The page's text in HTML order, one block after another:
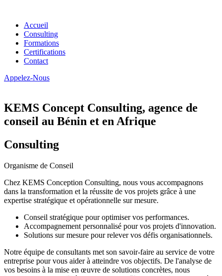
Accueil
Consulting
Formations
Certifications
Contact
Appelez-Nous
KEMS Concept Consulting, agence de
conseil au Bénin et en Afrique
Consulting
Organisme de Conseil
Chez KEMS Conception Consulting, nous vous accompagnons
dans la transformation et la réussite de vos projets grâce à une
expertise stratégique et opérationnelle sur mesure.
Conseil stratégique pour optimiser vos performances.
Accompagnement personnalisé pour vos projets d'innovation.
Solutions sur mesure pour relever vos défis organisationnels.
Notre équipe de consultants met son savoir-faire au service de votre
entreprise pour vous aider à atteindre vos objectifs. De l'analyse de
vos besoins à la mise en œuvre de solutions concrètes, nous